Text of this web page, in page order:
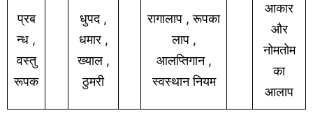
प्रब
न्ध ,
वस्तु
रूपक
धुपद ,
धमार ,
ख्याल ,
ठुमरी
रागालाप , रूपका
लाप ,
आलप्तिगान ,
स्वस्थान नियम
आकार
और
नोमतोम
का
आलाप